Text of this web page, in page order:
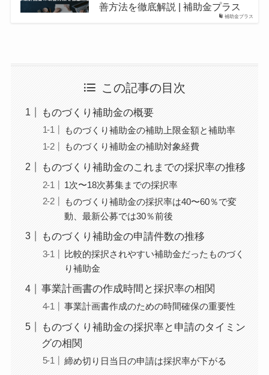
援、多くの業種の税務経営支援、相続税、事業承継対
策に従事し、12年の実務経験を経て独立開業。現在、
士などの中で5位になる。四国税理士会松山支部所属。
高齢化社会の要請である介護事業経営支援にも取り組
イスなど、さまざまなサービスを提供。また、様々な
業種に対応し、建設業、飲食業、不動産業、社会福祉
法人、酪農業、さらには漫画家、芸能関係などの珍し
い業種にも対応している。仕事のほとんどがお客様や
が紹介で、それ以外は直接の依頼や、ネットでの集客
設業許可など）は、提携している専門家の方に積極的
に依頼し、お客様へのサポート体制の拡充を図ってい
る。顧問先が黒字になるように、出来上がった試算表
を基に徹底的に分析して改善すべき点を指摘。また、
多くの業種を取り扱っていて、周りの業界のヒアリン
グ調査も実施。これにより、一般的には7割が赤字企業
といわれるなか、当事務所の顧問先の黒字率は6割を超
える。
【他媒体での監修事例】
・UPSIDERお役立ち記事にて記事監修
補助金プラス
善方法を徹底解説 | 補助金プラス
この記事の目次
ものづくり補助金の概要
ものづくり補助金の補助上限金額と補助率
ものづくり補助金の補助対象経費
ものづくり補助金のこれまでの採択率の推移
1次〜18次募集までの採択率
ものづくり補助金の採択率は40〜60％で変
動、最新公募では30％前後
ものづくり補助金の申請件数の推移
比較的採択されやすい補助金だったものづく
り補助金
事業計画書の作成時間と採択率の相関
事業計画書作成のための時間確保の重要性
ものづくり補助金の採択率と申請のタイミン
グの相関
締め切り日当日の申請は採択率が下がる